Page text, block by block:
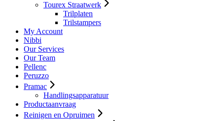
Tourex Straatwerk
Trilplaten
Trilstampers
My Account
Nibbi
Our Services
Our Team
Pellenc
Peruzzo
Pramac
Handlingsapparatuur
Productaanvraag
Reinigen en Opruimen